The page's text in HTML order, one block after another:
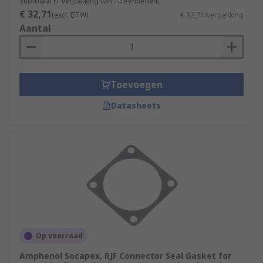
€ 32,71(excl. BTW) € 32,71/verpakking
Aantal
Toevoegen
Datasheets
Op voorraad
Amphenol Socapex, RJF Connector Seal Gasket for